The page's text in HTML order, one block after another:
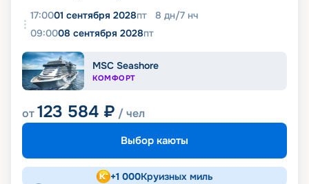
17:0001 сентября 2028пт 8 дн/7 нч
09:0008 сентября 2028пт
MSC Seashore
КОМФОРТ
от123 584 ₽ / чел
Выбор каюты
+1 000Круизных миль